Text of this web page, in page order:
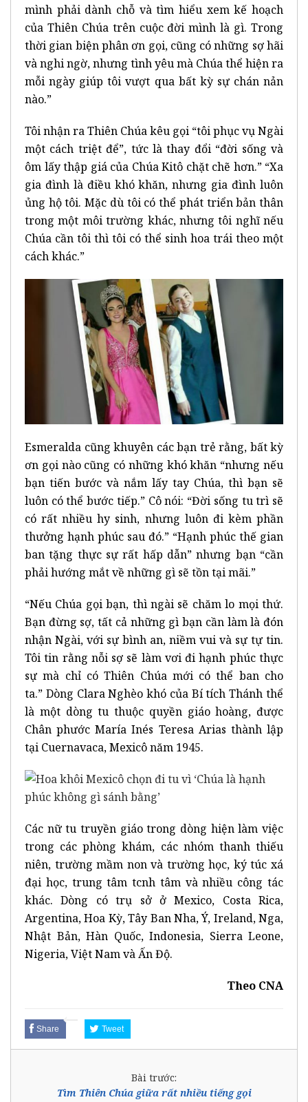
mình phải dành chỗ và tìm hiểu xem kế hoạch
của Thiên Chúa trên cuộc đời mình là gì. Trong
thời gian biện phân ơn gọi, cũng có những sợ hãi
và nghi ngờ, nhưng tình yêu mà Chúa thể hiện ra
mỗi ngày giúp tôi vượt qua bất kỳ sự chán nản
nào.”
Tôi nhận ra Thiên Chúa kêu gọi “tôi phục vụ Ngài
một cách triệt để”, tức là thay đổi “đời sống và
ôm lấy thập giá của Chúa Kitô chặt chẽ hơn.” “Xa
gia đình là điều khó khăn, nhưng gia đình luôn
ủng hộ tôi. Mặc dù tôi có thể phát triển bản thân
trong một môi trường khác, nhưng tôi nghĩ nếu
Chúa cần tôi thì tôi có thể sinh hoa trái theo một
cách khác.”
Esmeralda cũng khuyên các bạn trẻ rằng, bất kỳ
ơn gọi nào cũng có những khó khăn “nhưng nếu
bạn tiến bước và nắm lấy tay Chúa, thì bạn sẽ
luôn có thể bước tiếp.” Cô nói: “Đời sống tu trì sẽ
có rất nhiều hy sinh, nhưng luôn đi kèm phần
thưởng hạnh phúc sau đó.” “Hạnh phúc thế gian
ban tặng thực sự rất hấp dẫn” nhưng bạn “cần
phải hướng mắt về những gì sẽ tồn tại mãi.”
“Nếu Chúa gọi bạn, thì ngài sẽ chăm lo mọi thứ.
Bạn đừng sợ, tất cả những gì bạn cần làm là đón
nhận Ngài, với sự bình an, niềm vui và sự tự tin.
Tôi tin rằng nỗi sợ sẽ làm vơi đi hạnh phúc thực
sự mà chỉ có Thiên Chúa mới có thể ban cho
ta.” Dòng Clara Nghèo khó của Bí tích Thánh thể
là một dòng tu thuộc quyền giáo hoàng, được
Chân phước María Inés Teresa Arias thành lập
tại Cuernavaca, Mexicô năm 1945.
Các nữ tu truyền giáo trong dòng hiện làm việc
trong các phòng khám, các nhóm thanh thiếu
niên, trường mầm non và trường học, ký túc xá
đại học, trung tâm tcnh tâm và nhiều công tác
khác. Dòng có trụ sở ở Mexico, Costa Rica,
Argentina, Hoa Kỳ, Tây Ban Nha, Ý, Ireland, Nga,
Nhật Bản, Hàn Quốc, Indonesia, Sierra Leone,
Nigeria, Việt Nam và Ấn Độ.
Theo CNA
Share Tweet
Bài trước:
Tìm Thiên Chúa giữa rất nhiều tiếng gọi